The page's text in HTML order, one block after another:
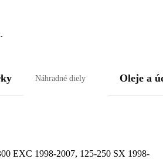
Náhradné diely Oleje a
EXC 1998-2007, 125-250 SX 1998-